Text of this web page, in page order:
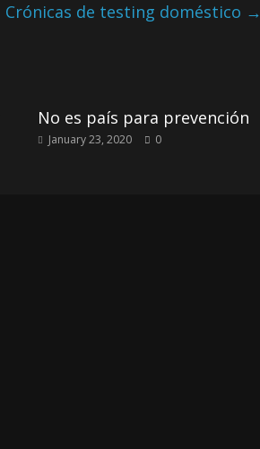
Crónicas de testing doméstico →
No es país para prevención
January 23, 2020 0